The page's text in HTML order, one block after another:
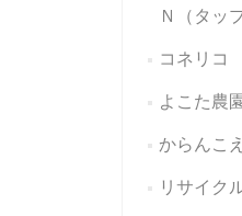
Ｎ（タッ
コネリコ
よこた農園
からんこ
リサイク